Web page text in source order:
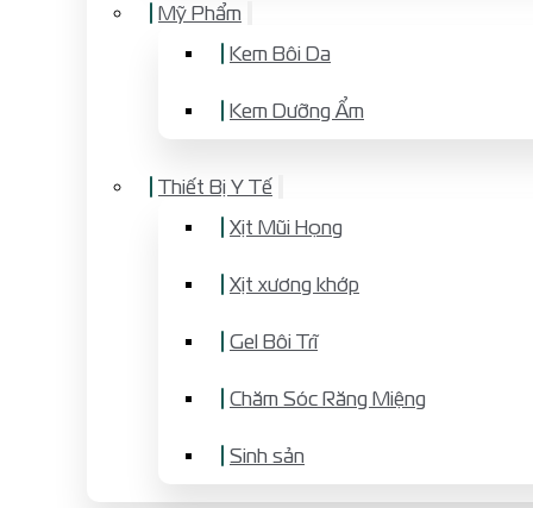
Mỹ Phẩm
Kem Bôi Da
Kem Dưỡng Ẩm
Thiết Bị Y Tế
Xịt Mũi Họng
Xịt xương khớp
Gel Bôi Trĩ
Chăm Sóc Răng Miệng
Sinh sản